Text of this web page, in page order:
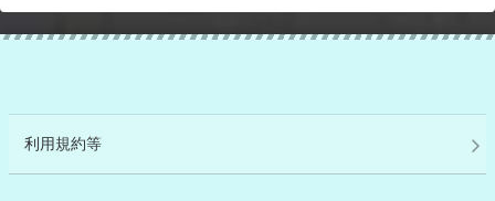
利用規約等